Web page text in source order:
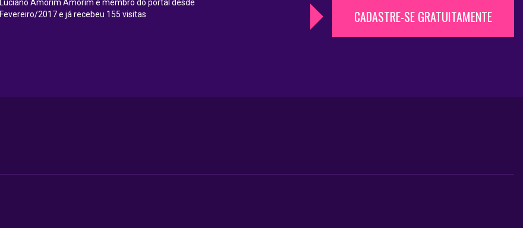
Luciano Amorim Amorim é membro do portal desde
Fevereiro/2017 e já recebeu 155 visitas
CADASTRE-SE GRATUITAMENTE